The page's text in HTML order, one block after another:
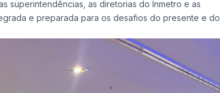
superintendências, as diretorias do Inmetro e as
e preparada para os desafios do presente e do